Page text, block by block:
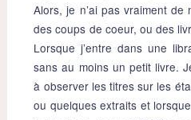
Alors, je n’ai pas vraiment
des coups de coeur, ou des
Lorsque j’entre dans une
sans au moins un petit livre.
à observer les titres sur les
ou quelques extraits et